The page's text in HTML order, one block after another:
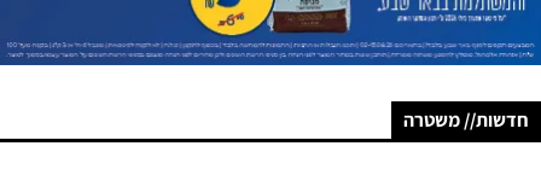
חדשות// משטרה